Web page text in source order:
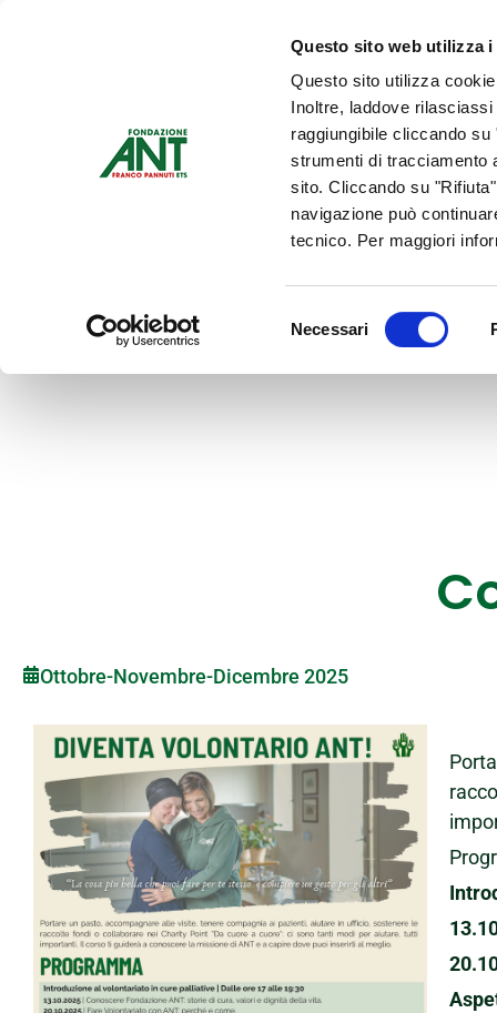
Questo sito web utilizza i
Questo sito utilizza
Inoltre, laddove
raggiungibile cliccando
strumenti di tracciamento
sito. Cliccando su
navigazione può
tecnico. Per maggiori
del
Necessari
Chi siamo
Contattaci
Ottobre-Novembre-Dicembre 2025
13